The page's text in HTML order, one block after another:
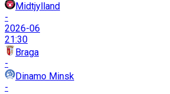
Midtjylland
-
2026-06
21:30
Braga
-
Dinamo Minsk
-